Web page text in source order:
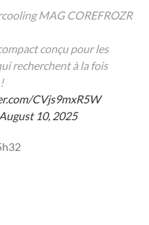
MAG COREFROZR
conçu pour les
recherchent à la fois
CVjs9mxR5W
August 10, 2025